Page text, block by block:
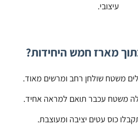
עיצובי.
מארז חמש היחידות?
משטח שולחן רחב ומרשים מאוד.
משטח עכבר תואם למראה אחיד.
כוס עטים יציבה ומעוצבת.